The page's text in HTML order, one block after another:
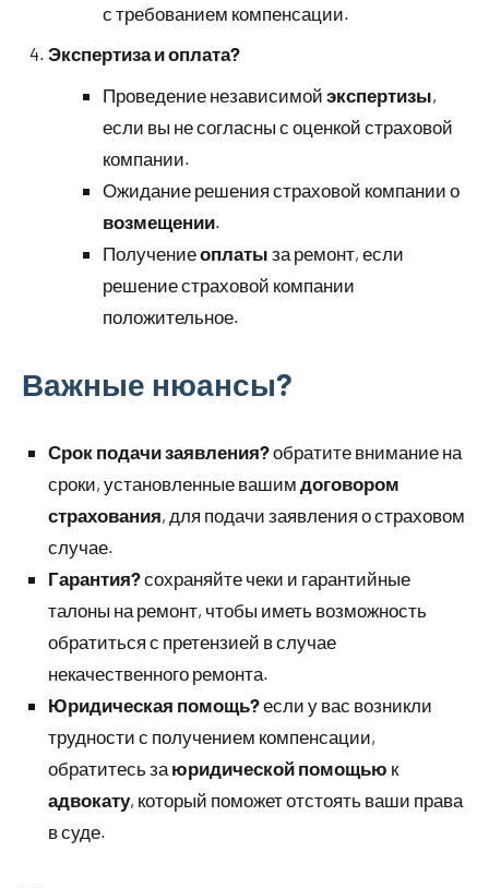
с требованием компенсации.
Экспертиза и оплата?
Проведение независимой экспертизы,
если вы не согласны с оценкой страховой
компании.
Ожидание решения страховой компании о
возмещении.
Получениеоплаты за ремонт, если
решение страховой компании
положительное.
Важные нюансы?
Срок подачи заявления?обратите внимание на
сроки, установленные вашим договором
страхования, для подачи заявления о страховом
случае.
Гарантия?сохраняйте чеки и гарантийные
талоны на ремонт, чтобы иметь возможность
обратиться с претензией в случае
некачественного ремонта.
Юридическая помощь?если у вас возникли
трудности с получением компенсации,
обратитесь за юридической помощью к
адвокату, который поможет отстоять ваши права
в суде.